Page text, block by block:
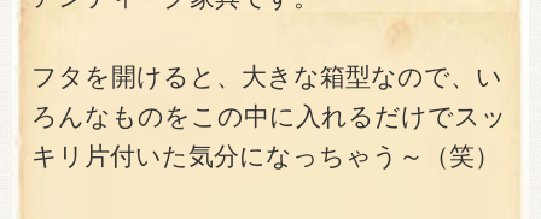
フタを開けると、大きな箱型なので、い
ろんなものをこの中に入れるだけでスッ
キリ片付いた気分になっちゃう～（笑）